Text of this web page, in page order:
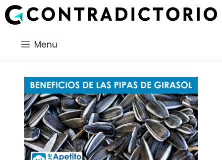
Saltar
al
Menu